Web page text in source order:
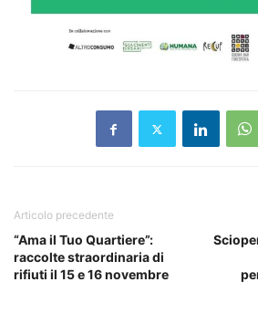
Articolo precedente
“Ama il Tuo Quartiere”:
raccolte straordinaria di
rifiuti il 15 e 16 novembre